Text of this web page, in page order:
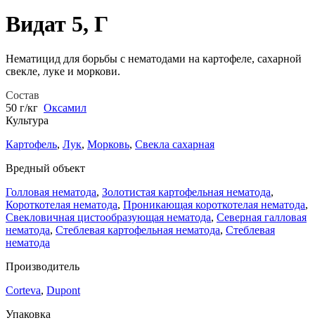
Видат 5, Г
Нематицид для борьбы с нематодами на картофеле, сахарной
свекле, луке и моркови.
Состав
50 г/кг Оксамил
Культура
Картофель, Лук, Морковь, Свекла сахарная
Вредный объект
Голловая нематода, Золотистая картофельная нематода,
Короткотелая нематода, Проникающая короткотелая нематода,
Свекловичная цистообразующая нематода, Северная галловая
нематода, Стеблевая картофельная нематода, Стеблевая
нематода
Производитель
Corteva, Dupont
Упаковка